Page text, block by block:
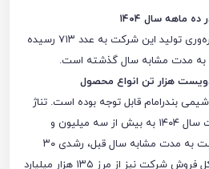
سال ۱۴۰۴
در همین بازه زمانی، شاخص بهره‌وری تولید این شرکت به عدد ۷۱۳ رسیده
هزار تن انواع محصول
بندرامام قابل توجه بوده است. تناژ
فروش شرکت در ده‌ماهه نخست سال ۱۴۰۴ به بیش از سه میلیون و
دویست هزار تن رسیده که نسبت به مدت مشابه سال قبل، رشدی ۳۰
درصدی را نشان می‌دهد.ارزش کل فروش شرکت نیز از مرز ۱۳۵ هزار میلیارد